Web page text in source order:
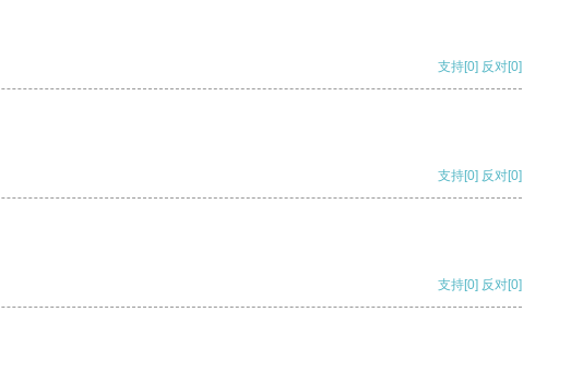
支持[0] 反对[0]
支持[0] 反对[0]
支持[0] 反对[0]